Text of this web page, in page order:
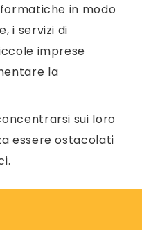
in modo
i servizi di
imprese
la
sui loro
essere ostacolati